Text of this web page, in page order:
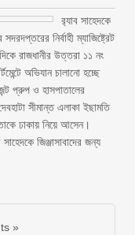
র‌্যাব সাহেদকে
নির্বাহী ম্যাজিষ্ট্রেট
রাজধানীর উত্তরা ১১ নং
অভিযান চালানো হচ্ছে
প্রুপ ও হাসপাতালের
সীমান্ত এলাকা ইছামতি
ঢাকায় নিয়ে আসেন।
জিঞ্জাসাবাদের জন্য
»